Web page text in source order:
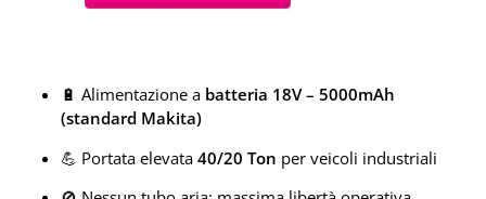
🔋 Alimentazione a batteria 18V – 5000mAh
(standard Makita)
💪 Portata elevata 40/20 Ton per veicoli industriali